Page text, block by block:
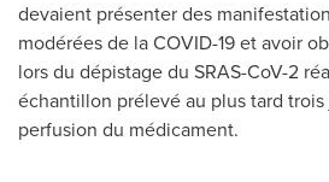
devaient présenter des
modérées de la COVID-19 et avoir
lors du dépistage du SRAS-CoV-2
échantillon prélevé au plus tard trois
perfusion du médicament.